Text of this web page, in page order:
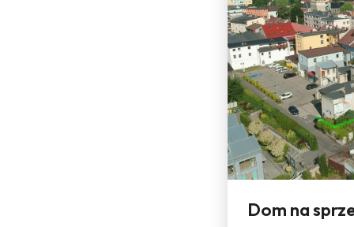
6
Dom na